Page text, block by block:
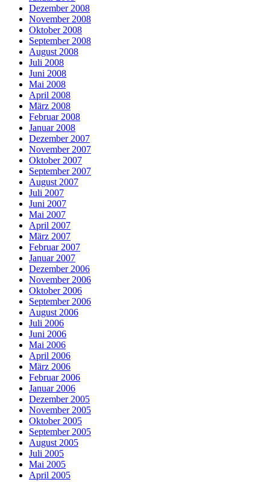
Dezember 2008
November 2008
Oktober 2008
September 2008
August 2008
Juli 2008
Juni 2008
Mai 2008
April 2008
März 2008
Februar 2008
Januar 2008
Dezember 2007
November 2007
Oktober 2007
September 2007
August 2007
Juli 2007
Juni 2007
Mai 2007
April 2007
März 2007
Februar 2007
Januar 2007
Dezember 2006
November 2006
Oktober 2006
September 2006
August 2006
Juli 2006
Juni 2006
Mai 2006
April 2006
März 2006
Februar 2006
Januar 2006
Dezember 2005
November 2005
Oktober 2005
September 2005
August 2005
Juli 2005
Mai 2005
April 2005